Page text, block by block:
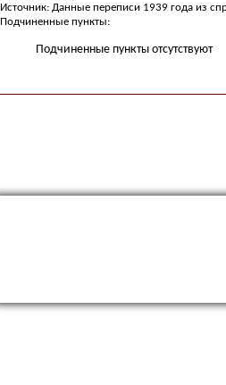
Источник: Данные переписи 1939 года из
Подчиненные пункты:
Подчиненные пункты отсутствуют